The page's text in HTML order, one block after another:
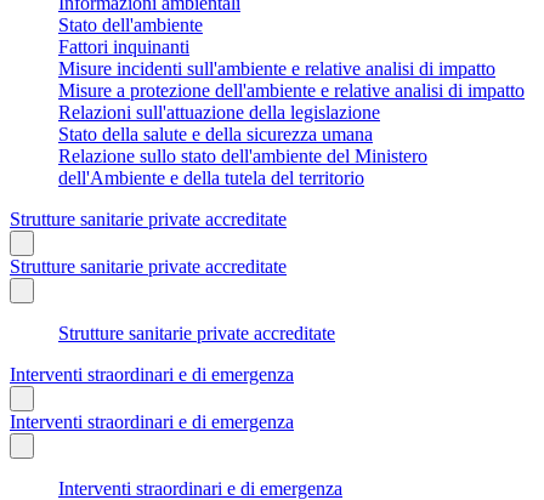
Stato dell'ambiente
Fattori inquinanti
Misure incidenti sull'ambiente e relative analisi di impatto
Misure a protezione dell'ambiente e relative analisi di impatto
Relazioni sull'attuazione della legislazione
Stato della salute e della sicurezza umana
Relazione sullo stato dell'ambiente del Ministero
dell'Ambiente e della tutela del territorio
Strutture sanitarie private accreditate
Strutture sanitarie private accreditate
Strutture sanitarie private accreditate
Interventi straordinari e di emergenza
Interventi straordinari e di emergenza
Interventi straordinari e di emergenza